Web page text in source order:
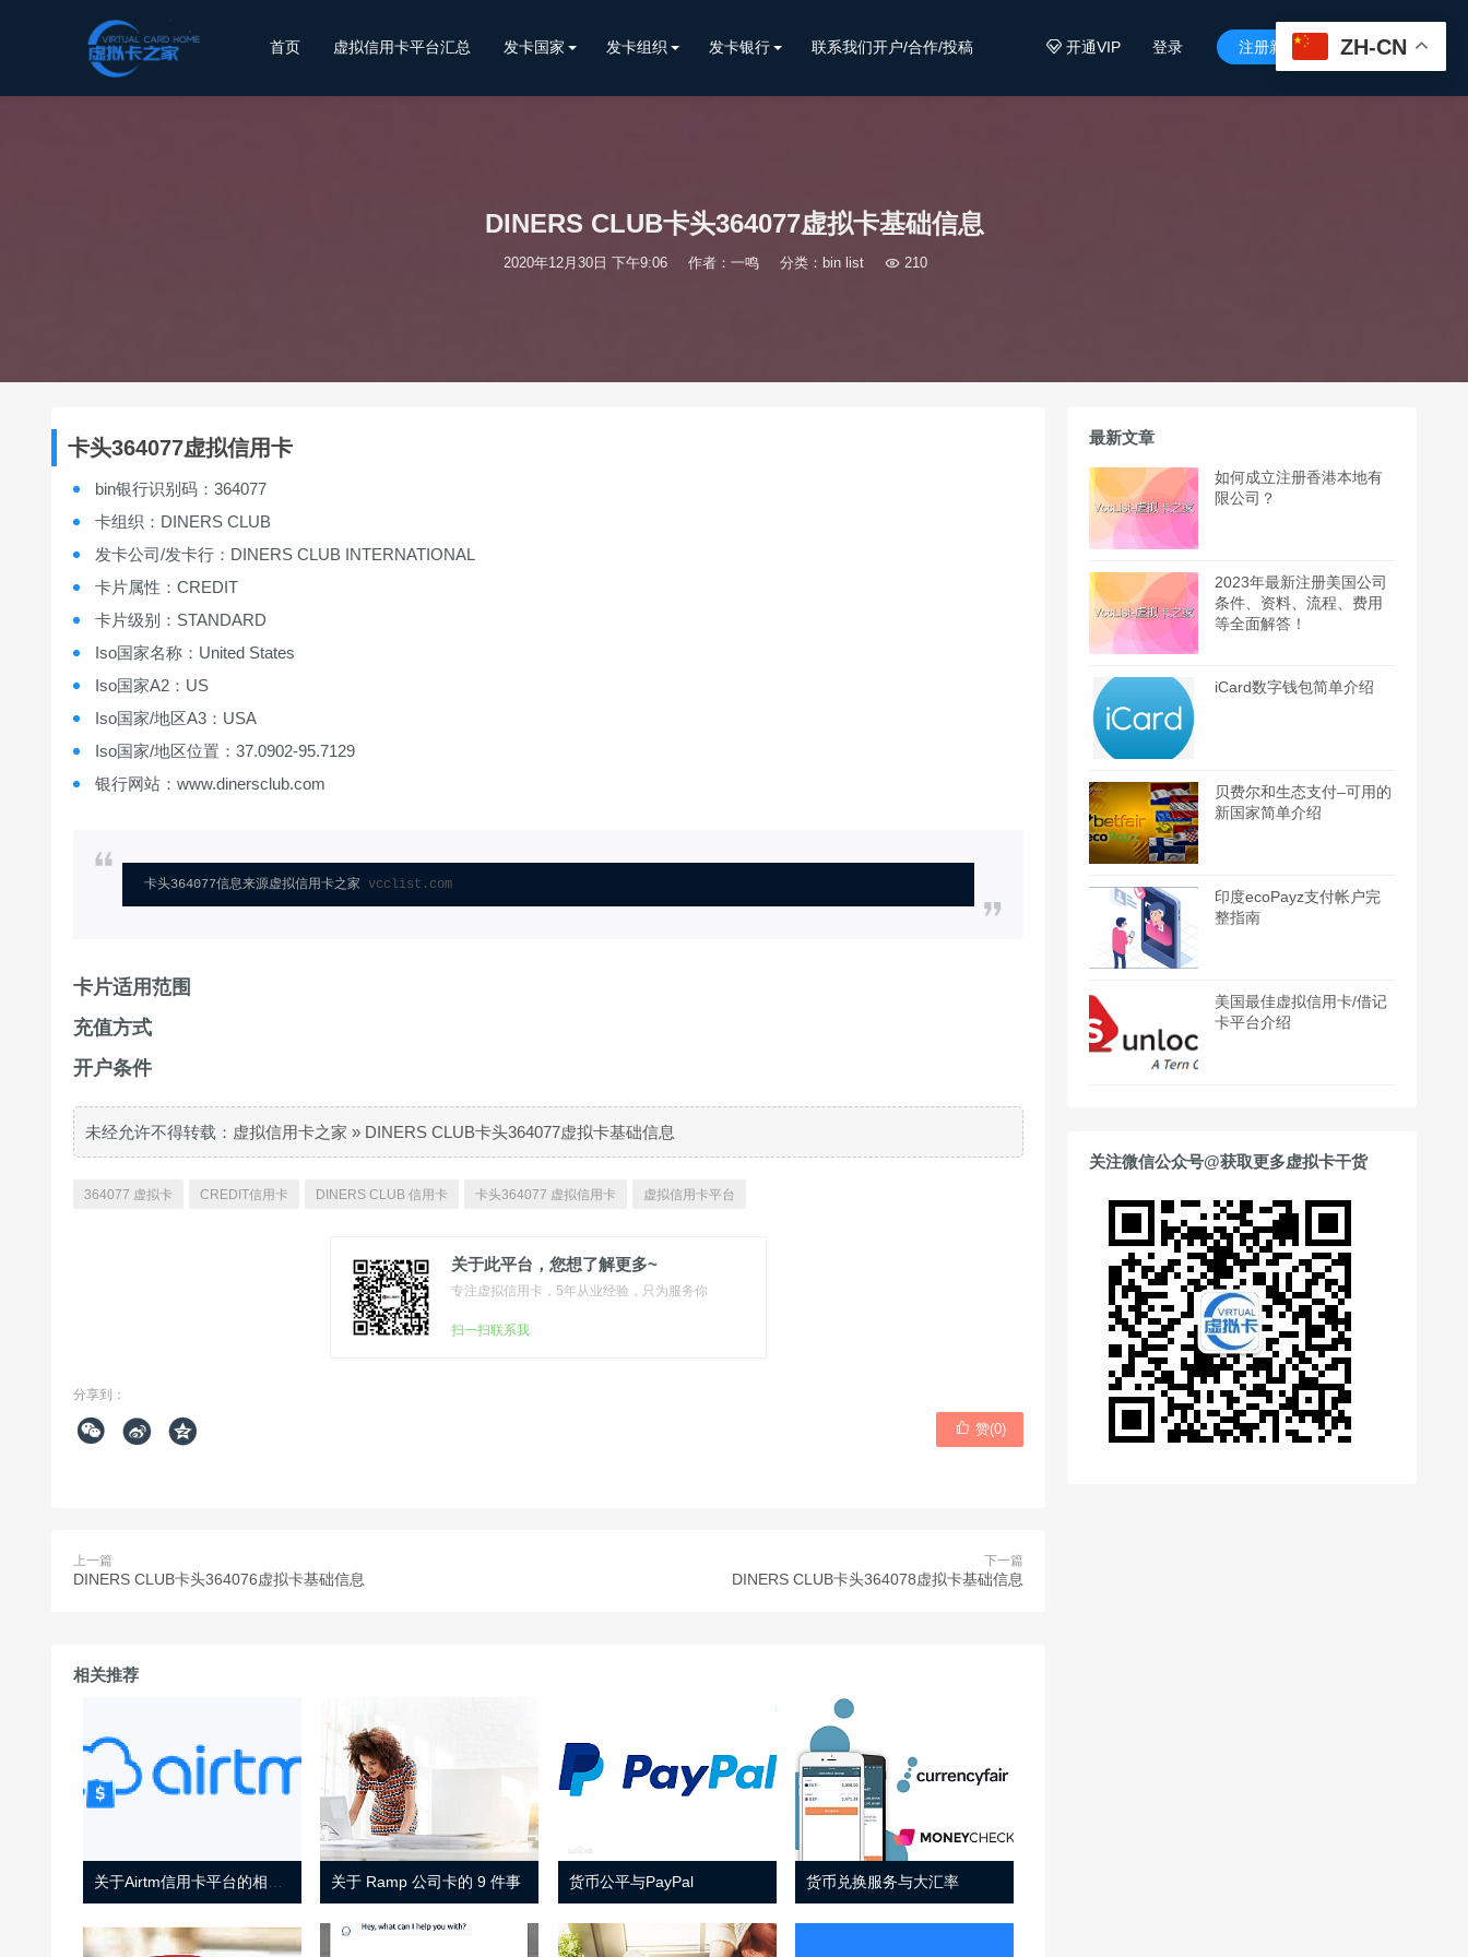
开通VIP 登录 注册新用户 
首页 虚拟信用卡平台汇总 发卡国家 发卡组织 发卡银行 联系我们开户/合作/投稿
DINERS CLUB卡头364077虚拟卡基础信息
2020年12月30日 下午9:06 作者：一鸣 分类： bin list  210
卡头364077虚拟信用卡
bin银行识别码：364077
卡组织：DINERS CLUB
发卡公司/发卡行：DINERS CLUB INTERNATIONAL
卡片属性：CREDIT
卡片级别：STANDARD
Iso国家名称：United States
Iso国家A2：US
Iso国家/地区A3：USA
Iso国家/地区位置：37.0902-95.7129
银行网站：www.dinersclub.com
卡头364077信息来源虚拟信用卡之家 vcclist.com
卡片适用范围
充值方式
开户条件
未经允许不得转载： 虚拟信用卡之家 » DINERS CLUB卡头364077虚拟卡基础信息
364077 虚拟卡 CREDIT信用卡 DINERS CLUB 信用卡 卡头364077 虚拟信用卡 虚拟信用卡平台
关于此平台，您想了解更多~
专注虚拟信用卡，5年从业经验，只为服务你
扫一扫联系我
分享到：
    赞(0)
上一篇
DINERS CLUB卡头364076虚拟卡基础信息
下一篇
DINERS CLUB卡头364078虚拟卡基础信息
相关推荐
关于 Ramp 公司卡的 9 件事 货币公平与PayPal 货币兑换服务与大汇率
最新文章
如何成立注册香港本地有
限公司？
2023年最新注册美国公司
条件、资料、流程、费用
等全面解答！
iCard数字钱包简单介绍
贝费尔和生态支付–可用的
新国家简单介绍
印度ecoPayz支付帐户完
整指南
美国最佳虚拟信用卡/借记
卡平台介绍
关注微信公众号@获取更多虚拟卡干货
ZH-CN